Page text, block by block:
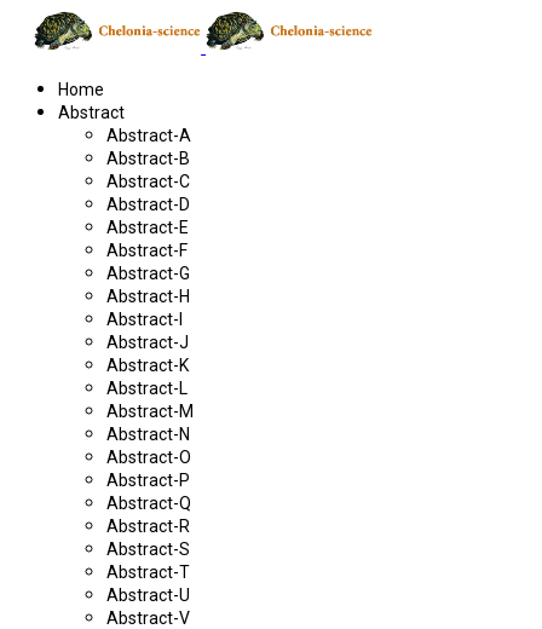
Home
Abstract
Abstract-A
Abstract-B
Abstract-C
Abstract-D
Abstract-E
Abstract-F
Abstract-G
Abstract-H
Abstract-I
Abstract-J
Abstract-K
Abstract-L
Abstract-M
Abstract-N
Abstract-O
Abstract-P
Abstract-Q
Abstract-R
Abstract-S
Abstract-T
Abstract-U
Abstract-V